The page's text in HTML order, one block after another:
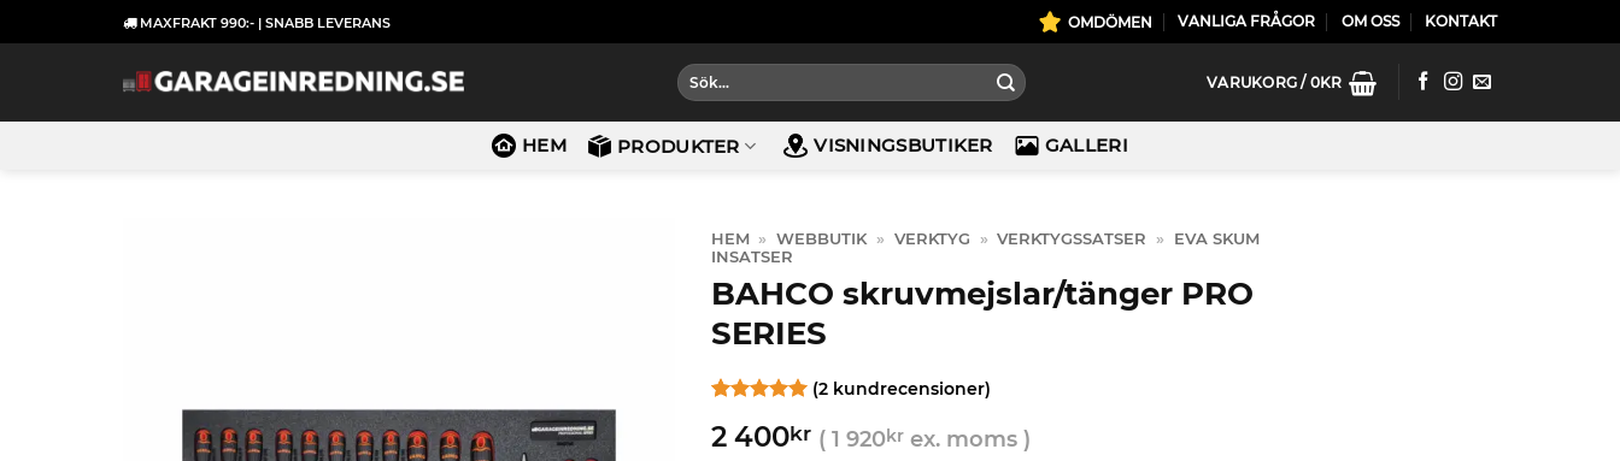
to
MAXFRAKT 990:- | SNABB LEVERANS OMDÖMEN VANLIGA FRÅGOR OM OSS KONTAKT
Sök
efter:
VARUKORG / 0KR
HEM PRODUKTER VISNINGSBUTIKER GALLERI
HEM » WEBBUTIK » VERKTYG » VERKTYGSSATSER »
EVA SKUM
INSATSER
BAHCO skruvmejslar/tänger PRO
SERIES
av 5
(2 kundrecensioner)
2 400kr ( 1 920krex. moms )